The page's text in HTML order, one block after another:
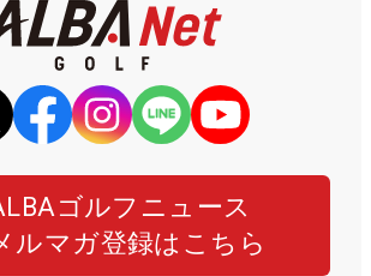
ゴルフニュース
ルマガ登録はこちら